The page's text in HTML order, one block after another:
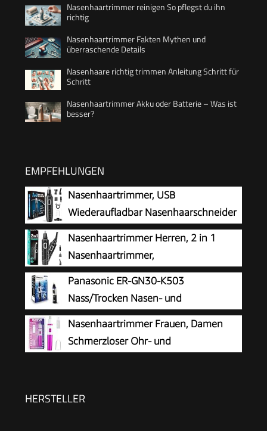
Nasenhaartrimmer reinigen So pflegst du ihn
richtig
Nasenhaartrimmer Fakten Mythen und
überraschende Details
Nasenhaare richtig trimmen Anleitung Schritt für
Schritt
Nasenhaartrimmer Akku oder Batterie – Was ist
besser?
EMPFEHLUNGEN
Nasenhaartrimmer, USB
Wiederaufladbar Nasenhaarschneider
3 in 1 Set Ohrhaarschneider mit
Doppelschneideklingen, Professioneller
schmerzfreier Augenbrauen und
esichtshaartrimmer für Männer und Frauen
Nasenhaartrimmer Herren, 2 in 1
Nasenhaartrimmer,
Nasenhaarschneider,
Ohrhaarschneider, Augenbrauen-Lippenhaare
Schmerzloser Epilierer, IPX7 Waschbarer
Gesichtshaarentferner für Männer und Frauen
Panasonic ER-GN30-K503
Nass/Trocken Nasen- und
Ohrhaartrimmer für Männer,
hypoallergene Zweifachklinge, Vortex-
Reinigungssystem, kabellos, Schwarz
Nasenhaartrimmer Frauen, Damen
Schmerzloser Ohr- und
Nasenhaarschneider Professionell Wasserdicht,
HERSTELLER